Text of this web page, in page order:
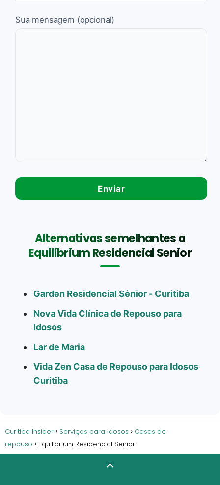
Sua mensagem (opcional)
Alternativas semelhantes a
Equilibrium Residencial Senior
Garden Residencial Sênior - Curitiba
Nova Vida Clínica de Repouso para
Idosos
Lar de Maria
Vida Zen Casa de Repouso para Idosos
Curitiba
Curitiba Insider Serviços para idosos
Casas de
repouso
Equilibrium Residencial Senior